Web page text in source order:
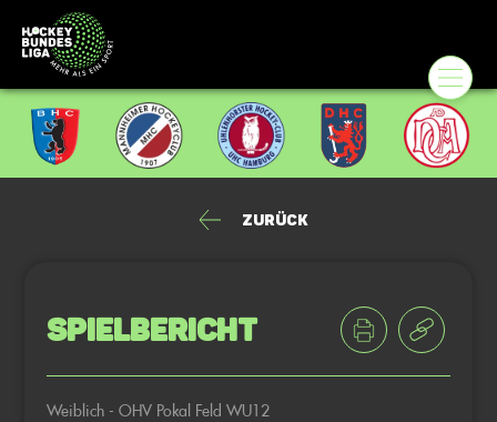
Zurück
Spielbericht
Weiblich - OHV Pokal Feld WU12